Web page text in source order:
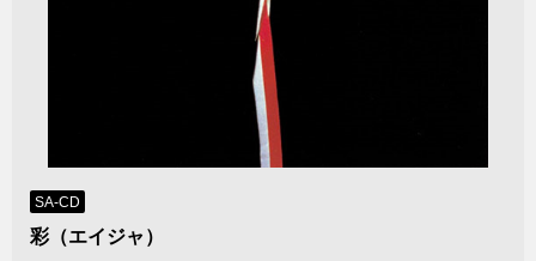
SA-CD
彩（エイジャ）